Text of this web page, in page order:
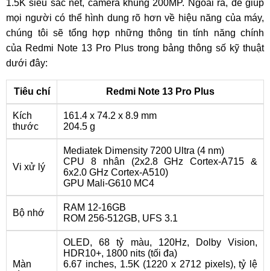
1.5K siêu sắc nét, camera khủng 200MP. Ngoài ra, để giúp
mọi người có thể hình dung rõ hơn về hiệu năng của máy,
chúng tôi sẽ tổng hợp những thông tin tính năng chính
của Redmi Note 13 Pro Plus trong bảng thông số kỹ thuật
dưới đây:
Tiêu chí Redmi Note 13 Pro Plus
Kích
thước
161.4 x 74.2 x 8.9 mm
204.5 g
Vi xử lý
Mediatek Dimensity 7200 Ultra (4 nm)
CPU 8 nhân (2x2.8 GHz Cortex-A715 &
6x2.0 GHz Cortex-A510)
GPU Mali-G610 MC4
Bộ nhớ
RAM 12-16GB
ROM 256-512GB, UFS 3.1
Màn
OLED, 68 tỷ màu, 120Hz, Dolby Vision,
HDR10+, 1800 nits (tối đa)
6.67 inches, 1.5K (1220 x 2712 pixels), tỷ lệ